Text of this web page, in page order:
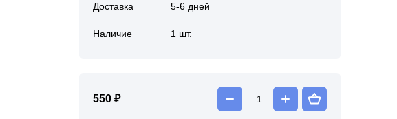
Доставка 5-6 дней
Наличие 1 шт.
550 ₽